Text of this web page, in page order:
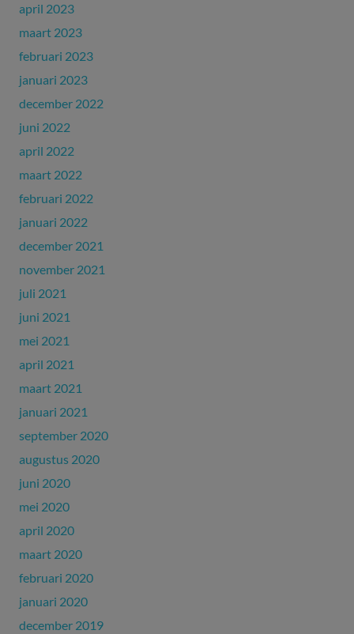
april 2023
maart 2023
februari 2023
januari 2023
december 2022
juni 2022
april 2022
maart 2022
februari 2022
januari 2022
december 2021
november 2021
juli 2021
juni 2021
mei 2021
april 2021
maart 2021
januari 2021
september 2020
augustus 2020
juni 2020
mei 2020
april 2020
maart 2020
februari 2020
januari 2020
december 2019